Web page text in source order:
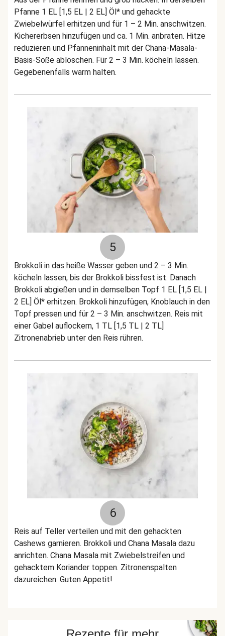
Pfanne 1 EL [1,5 EL | 2 EL] Öl* und gehackte
Zwiebelwürfel erhitzen und für 1 – 2 Min. anschwitzen.
Kichererbsen hinzufügen und ca. 1 Min. anbraten. Hitze
reduzieren und Pfanneninhalt mit der Chana-Masala-
Basis-Soße ablöschen. Für 2 – 3 Min. köcheln lassen.
Gegebenenfalls warm halten.
5
Brokkoli in das heiße Wasser geben und 2 – 3 Min.
köcheln lassen, bis der Brokkoli bissfest ist. Danach
Brokkoli abgießen und in demselben Topf 1 EL [1,5 EL |
2 EL] Öl* erhitzen. Brokkoli hinzufügen, Knoblauch in den
Topf pressen und für 2 – 3 Min. anschwitzen. Reis mit
einer Gabel auflockern, 1 TL [1,5 TL | 2 TL]
Zitronenabrieb unter den Reis rühren.
6
Reis auf Teller verteilen und mit den gehackten
Cashews garnieren. Brokkoli und Chana Masala dazu
anrichten. Chana Masala mit Zwiebelstreifen und
gehacktem Koriander toppen. Zitronenspalten
dazureichen. Guten Appetit!